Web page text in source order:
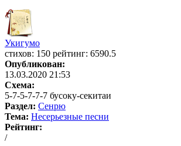
Укигумо
cтихов: 150 рейтинг: 6590.5
Опубликован:
13.03.2020 21:53
Схема:
5-7-5-7-7-7 бусоку-секитаи
Раздел: Сенрю
Тема: Несерьезные песни
Рейтинг:
/